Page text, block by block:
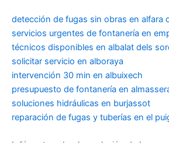
detección de fugas sin obras en alfara
servicios urgentes de fontanería en
técnicos disponibles en albalat dels
solicitar servicio en alboraya
intervención 30 min en albuixech
presupuesto de fontanería en
soluciones hidráulicas en burjassot
reparación de fugas y tuberías en el